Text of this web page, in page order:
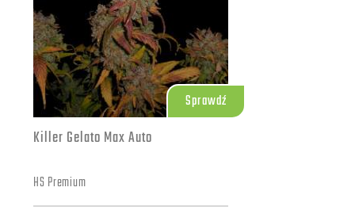
Sprawdź
Killer Gelato Max Auto
HS Premium